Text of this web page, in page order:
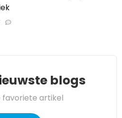
blogs
favoriete artikel